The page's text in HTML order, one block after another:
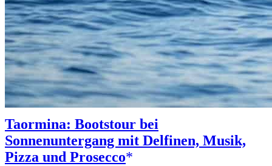
Taormina: Bootstour bei
Sonnenuntergang mit Delfinen, Musik,
Pizza und Prosecco